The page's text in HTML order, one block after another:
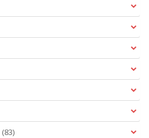
(83)